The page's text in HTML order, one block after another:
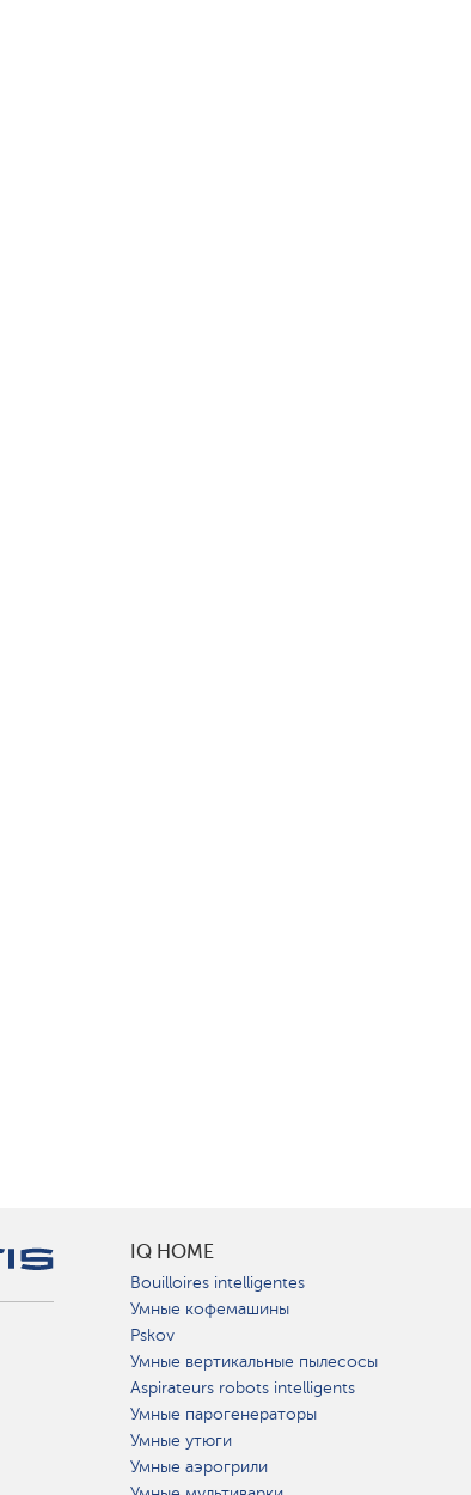
IQ HOME
Bouilloires intelligentes
Умные кофемашины
Pskov
Умные вертикальные пылесосы
Aspirateurs robots intelligents
Умные парогенераторы
Умные утюги
Умные аэрогрили